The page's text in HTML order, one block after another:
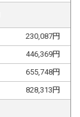
230,087円
446,369円
655,748円
828,313 円